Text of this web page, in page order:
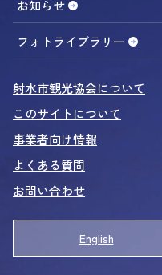
内川さんぽ
船から観光ガイド
射水のグルメ＆おみやげ
おいしいものカレンダー
カニ図鑑
エビ図鑑
いみずカニ物語
シロエビの秘密
里まちエリア
アクティビティinいみず
お知らせ
フォトライブラリー
射水市観光協会について
このサイトについて
事業者向け情報
よくある質問
お問い合わせ
English